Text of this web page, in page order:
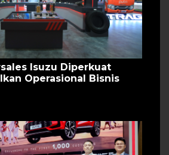
Isuzu Diperkuat
Operasional Bisnis